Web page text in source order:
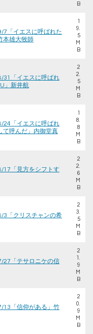
B
7「イエスに呼ばれた
本雄大牧師
1
9.
5
M
B
31「イエスに呼ばれ
」新井航
2
2.
5
M
B
24「イエスに呼ばれ
呼んだ」内御堂真
1
8.
8
M
B
17「見方をシフトす
2
2.
6
M
B
3「クリスチャンの希
2
3.
5
M
B
27「テサロニケの信
2
1.
9
M
B
13「信仰がある」竹
2
0.
9
M
B